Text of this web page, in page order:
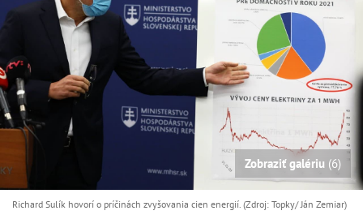
Zobraziť galériu (6)
Richard Sulík hovorí o príčinách zvyšovania cien energií. (Zdroj: Topky/ Ján Zemiar)